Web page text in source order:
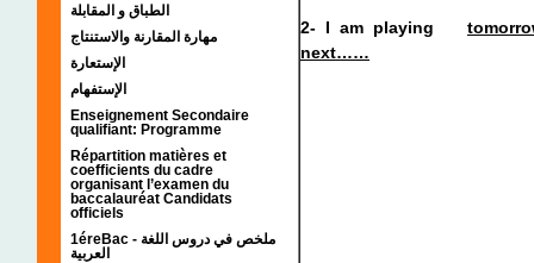
الطباق و المقابلة
مهارة المقارنة والاستنتاج
الإستعارة
الإستفهام
Enseignement Secondaire
qualifiant: Programme
Répartition matières et
coefficients du cadre
organisant l’examen du
baccalauréat Candidats
officiels
1éreBac - ملخص في دروس اللغة
العربية
2- I am playing
next……